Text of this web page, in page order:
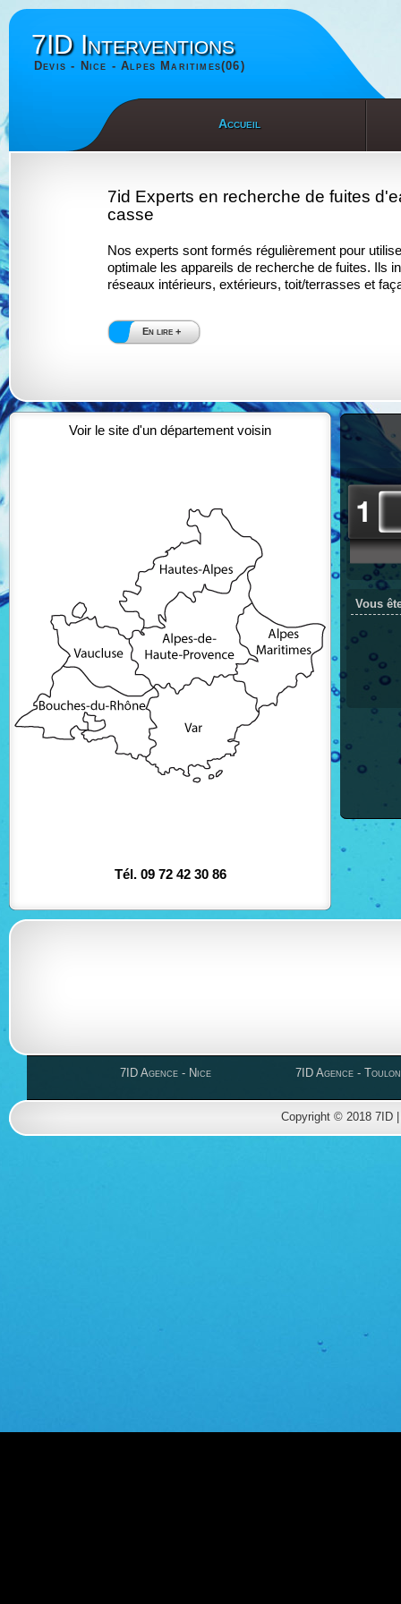
7ID Interventions
Devis - Nice - Alpes Maritimes(06)
Accueil
7id Experts en recherche de fuites
casse
Nos experts sont formés régulièrement pour
optimale les appareils de recherche de fuites. Ils
réseaux intérieurs, extérieurs, toit/terrasses et
En lire +
Voir le site d'un département voisin
Tél. 09 72 42 30 86
Vous
7ID est
7ID Agence - Nice 7ID Agence - Toulon
Copyright © 2018 7ID